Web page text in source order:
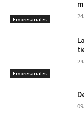
Empresariales
Empresariales